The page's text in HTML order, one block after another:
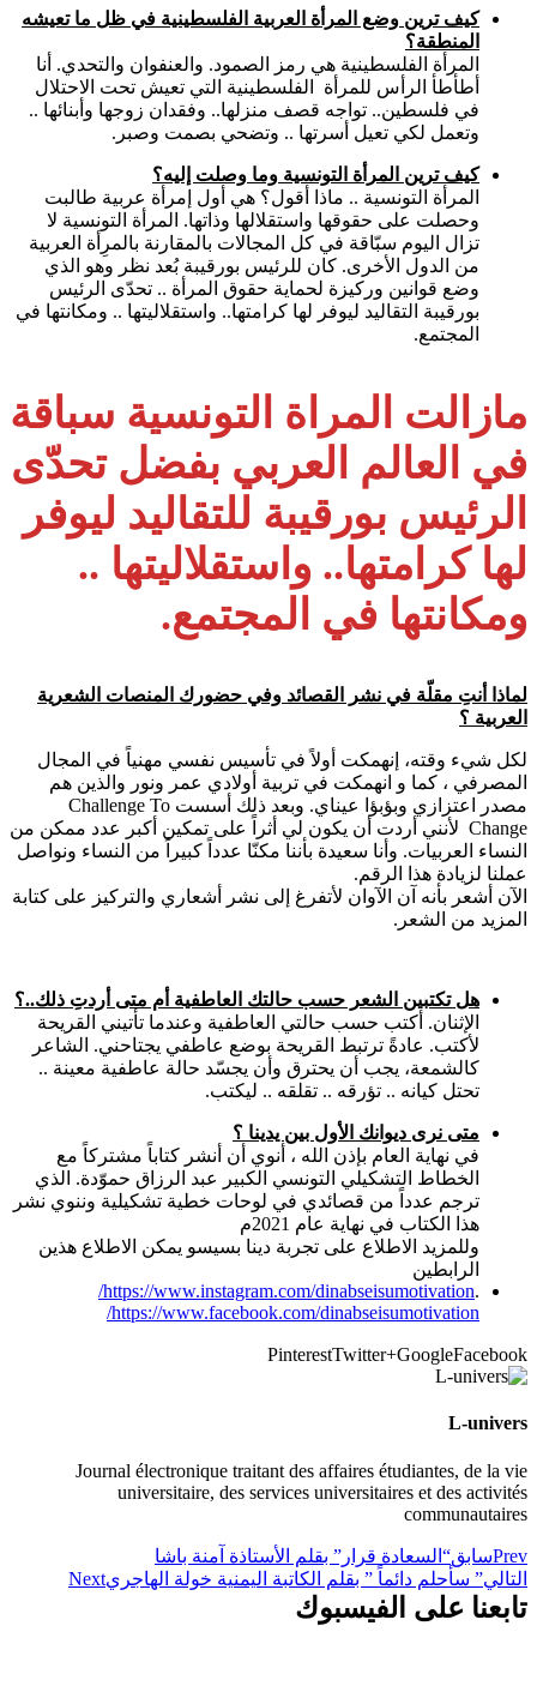
كيف ترين وضع المرأة العربية الفلسطينية في ظل ما تعيشه
المنطقة؟
المرأة الفلسطينية هي رمز الصمود. والعنفوان والتحدي. أنا
أطأطأ الرأس للمرأة الفلسطينية التي تعيش تحت الاحتلال
في فلسطين.. تواجه قصف منزلها.. وفقدان زوجها وأبنائها ..
وتعمل لكي تعيل أسرتها .. وتضحي بصمت وصبر.
كيف ترين المرأة التونسية وما وصلت إليه؟
المرأة التونسية .. ماذا أقول؟ هي أول إمرأة عربية طالبت
وحصلت على حقوقها واستقلالها وذاتها. المرأة التونسية لا
تزال اليوم سبّاقة في كل المجالات بالمقارنة بالمرِأة العربية
من الدول الأخرى. كان للرئيس بورقيبة بُعد نظر وهو الذي
وضع قوانين وركيزة لحماية حقوق المرأة .. تحدّى الرئيس
بورقيبة التقاليد ليوفر لها كرامتها.. واستقلاليتها .. ومكانتها في
المجتمع.
مازالت المراة التونسية سباقة
في العالم العربي بفضل تحدّى
الرئيس بورقيبة للتقاليد ليوفر
لها كرامتها.. واستقلاليتها ..
ومكانتها في المجتمع.
لماذا أنتِ مقلّة في نشر القصائد وفي حضورك المنصات الشعرية
العربية ؟
لكل شيء وقته، إنهمكت أولاً في تأسيس نفسي مهنياً في المجال
المصرفي ، كما و انهمكت في تربية أولادي عمر ونور والذين هم
مصدر اعتزازي وبؤبؤا عيناي. وبعد ذلك أسست Challenge To
Change لأنني أردت أن يكون لي أثراً على تمكين أكبر عدد ممكن من
النساء العربيات. وأنا سعيدة بأننا مكنّا عدداً كبيراً من النساء ونواصل
عملنا لزيادة هذا الرقم.
الآن أشعر بأنه آن الآوان لأتفرغ إلى نشر أشعاري والتركيز على كتابة
المزيد من الشعر.
هل تكتبين الشعر حسب حالتك العاطفية أم متى أردتِ ذلك..؟
الإثنان. أكتب حسب حالتي العاطفية وعندما تأتيني القريحة
لأكتب. عادةً ترتبط القريحة بوضع عاطفي يجتاحني. الشاعر
كالشمعة، يجب أن يحترق وأن يجسّد حالة عاطفية معينة ..
تحتل كيانه .. تؤرقه .. تقلقه .. ليكتب.
متى نرى ديوانك الأول بين يدينا ؟
في نهاية العام بإذن الله ، أنوي أن أنشر كتاباً مشتركاً مع
الخطاط التشكيلي التونسي الكبير عبد الرزاق حموّدة. الذي
ترجم عدداً من قصائدي في لوحات خطية تشكيلية وننوي نشر
هذا الكتاب في نهاية عام 2021م
وللمزيد الاطلاع على تجربة دينا بسيسو يمكن الاطلاع هذين
الرابطين
.
https://www.instagram.com/dinabseisumotivation/
https://www.facebook.com/dinabseisumotivation/
Facebook
Google+
Twitter
Pinterest
L-univers
Journal électronique traitant des affaires étudiantes, de la vie
universitaire, des services universitaires et des activités
communautaires
Prevسابق“السعادة قرار” بقلم الأستاذة آمنة باشا
التالي” سأحلم دائماً ” بقلم الكاتبة اليمنية خولة الهاجريNext
تابعنا على الفيسبوك